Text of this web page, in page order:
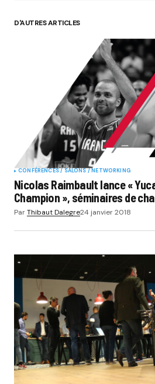
D'AUTRES ARTICLES
CONFÉRENCES / SALONS / NETWORKING
Nicolas Raimbault lance «
Champion », séminaires de
ParThibaut Dalegre24 janvier 2018